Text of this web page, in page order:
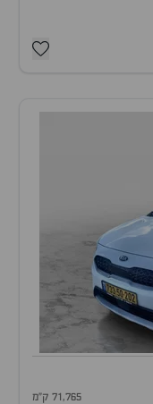
71,765 ק"מ